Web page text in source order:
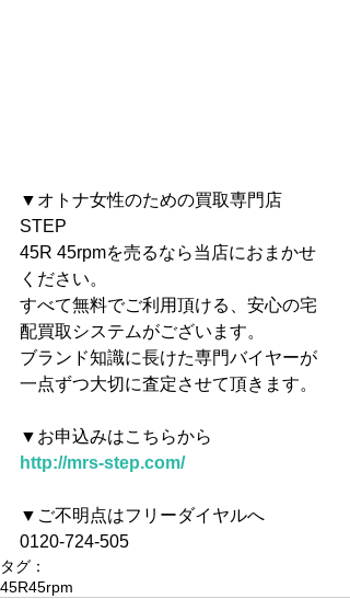
▼オトナ女性のための買取専門店
STEP
45R 45rpmを売るなら当店におまかせ
ください。
すべて無料でご利用頂ける、安心の宅
配買取システムがございます。
ブランド知識に長けた専門バイヤーが
一点ずつ大切に査定させて頂きます。
▼お申込みはこちらから
http://mrs-step.com/
▼ご不明点はフリーダイヤルへ
0120-724-505
タグ：
45R45rpm